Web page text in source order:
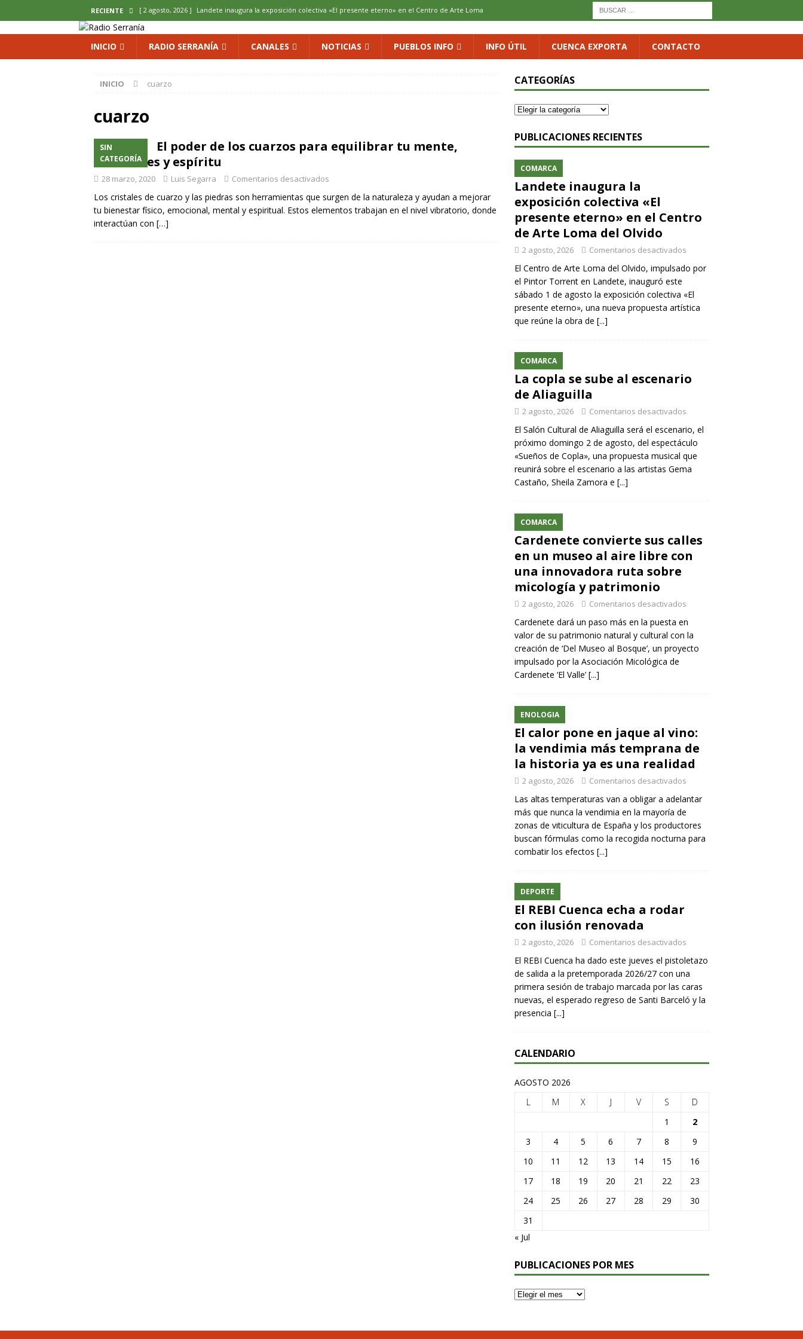
RECIENTE [ 2 agosto, 2026 ] Landete inaugura la exposición colectiva «El presente eterno» en el Centro de Arte Loma
del Olvido
[ 2 agosto, 2026 ] La copla se sube al escenario de Aliaguilla COMARCA
[ 2 agosto, 2026 ]
[ 2 agosto, 2026 ] El REBI Cuenca echa a rodar con ilusión renovada DEPORTE
INICIO RADIO SERRANÍA CANALES NOTICIAS PUEBLOS INFO INFO ÚTIL CUENCA EXPORTA CONTACTO
INICIO cuarzo
cuarzo
SIN
CATEGORÍA
El poder de los cuarzos para equilibrar tu mente,
emociones y espíritu
28 marzo, 2020 Luis Segarra Comentarios desactivados
Los cristales de cuarzo y las piedras son herramientas que surgen de la naturaleza y ayudan a mejorar
tu bienestar físico, emocional, mental y espiritual. Estos elementos trabajan en el nivel vibratorio, donde
interactúan con […]
CATEGORÍAS
PUBLICACIONES RECIENTES
COMARCA
Landete inaugura la
exposición colectiva «El
presente eterno» en el Centro
de Arte Loma del Olvido
2 agosto, 2026 Comentarios desactivados
El Centro de Arte Loma del Olvido, impulsado por
el Pintor Torrent en Landete, inauguró este
sábado 1 de agosto la exposición colectiva «El
presente eterno», una nueva propuesta artística
que reúne la obra de [...]
COMARCA
La copla se sube al escenario
de Aliaguilla
2 agosto, 2026 Comentarios desactivados
El Salón Cultural de Aliaguilla será el escenario, el
próximo domingo 2 de agosto, del espectáculo
«Sueños de Copla», una propuesta musical que
reunirá sobre el escenario a las artistas Gema
Castaño, Sheila Zamora e [...]
COMARCA
Cardenete convierte sus calles
en un museo al aire libre con
una innovadora ruta sobre
micología y patrimonio
2 agosto, 2026 Comentarios desactivados
Cardenete dará un paso más en la puesta en
valor de su patrimonio natural y cultural con la
creación de ‘Del Museo al Bosque’, un proyecto
impulsado por la Asociación Micológica de
Cardenete ‘El Valle’ [...]
ENOLOGIA
El calor pone en jaque al vino:
la vendimia más temprana de
la historia ya es una realidad
2 agosto, 2026 Comentarios desactivados
Las altas temperaturas van a obligar a adelantar
más que nunca la vendimia en la mayoría de
zonas de viticultura de España y los productores
buscan fórmulas como la recogida nocturna para
combatir los efectos [...]
DEPORTE
El REBI Cuenca echa a rodar
con ilusión renovada
2 agosto, 2026 Comentarios desactivados
El REBI Cuenca ha dado este jueves el pistoletazo
de salida a la pretemporada 2026/27 con una
primera sesión de trabajo marcada por las caras
nuevas, el esperado regreso de Santi Barceló y la
presencia [...]
CALENDARIO
AGOSTO 2026
L
M X J V S
D
1
2
3
4 5 6 7 8
9
10
11 12 13 14 15
16
17
18 19 20 21 22
23
24
25 26 27 28 29
30
31
« Jul
PUBLICACIONES POR MES